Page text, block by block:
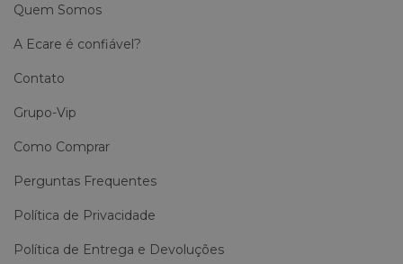
Quem Somos
A Ecare é confiável?
Contato
Grupo-Vip
Como Comprar
Perguntas Frequentes
Política de Privacidade
Política de Entrega e Devoluções